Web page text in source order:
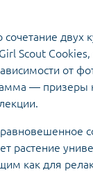
сочетание двух
Scout
от
— призеры
растение
как для